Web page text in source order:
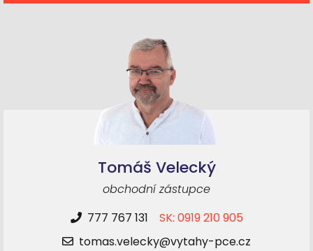
Tomáš Velecký
obchodní zástupce
777 767 131
SK: 0919 210 905
tomas.velecky@vytahy-pce.cz